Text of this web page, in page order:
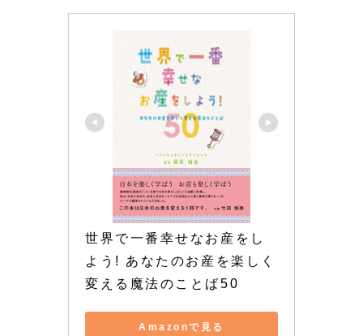
世界で一番幸せなお産をし
よう! あなたのお産を楽しく
変える魔法のことば50
Amazonで見る